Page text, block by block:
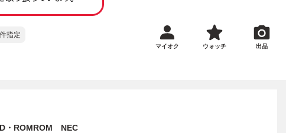
指定
マイオク ウォッチ 出品
・ROMROM NEC